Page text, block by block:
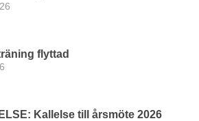
flyttad
Kallelse till årsmöte 2026